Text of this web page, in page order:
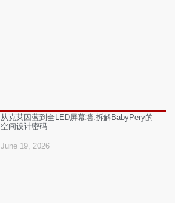
从克莱因蓝到全LED屏幕墙:拆解BabyPery的
空间设计密码
June 19, 2026